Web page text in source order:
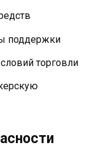
поддержки
торговли